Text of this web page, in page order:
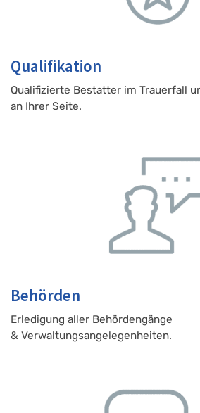
Qualifikation
Qualifizierte Bestatter im Trauerfall
an Ihrer Seite.
Behörden
Erledigung aller Behördengänge
& Verwaltungsangelegenheiten.